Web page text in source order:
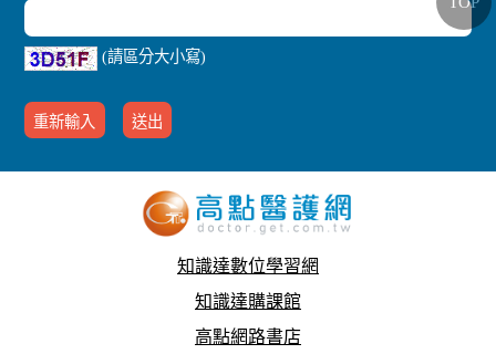
(請區分大小寫)
知識達數位學習網
知識達購課館
高點網路書店